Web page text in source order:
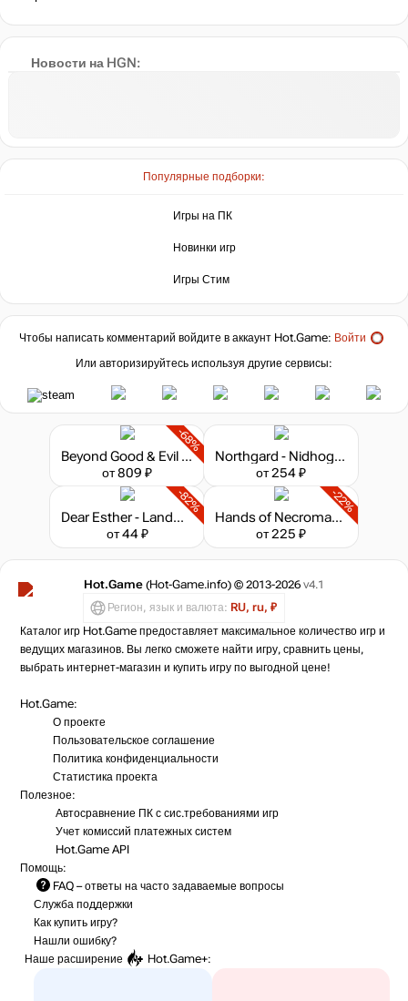
Новости на HGN:
Популярные подборки:
Игры на ПК
Новинки игр
Игры Стим
Чтобы написать комментарий войдите в аккаунт Hot.Game: Войти
Или авторизируйтесь используя другие сервисы:
-68%
Beyond Good & Evil - 20th Anniversary Edition
от 809 ₽
Northgard - Nidhogg, Clan of the Dragon
от 254 ₽
-82%
Dear Esther - Landmark Edition
от 44 ₽
-22%
Hands of Necromancy II
от 225 ₽
Hot.Game (Hot-Game.info) © 2013-2026 v4.1
Регион, язык и валюта: RU, ru, ₽
Каталог игр Hot.Game предоставляет максимальное количество игр и
ведущих магазинов. Вы легко сможете найти игру, сравнить цены,
выбрать интернет-магазин и купить игру по выгодной цене!
Hot.Game:
О проекте
Пользовательское соглашение
Политика конфиденциальности
Статистика проекта
Полезное:
Автосравнение ПК с сис.требованиями игр
Учет комиссий платежных систем
Hot.Game API
Помощь:
FAQ – ответы на часто задаваемые вопросы
Служба поддержки
Как купить игру?
Нашли ошибку?
Наше расширение
Hot.Game+: